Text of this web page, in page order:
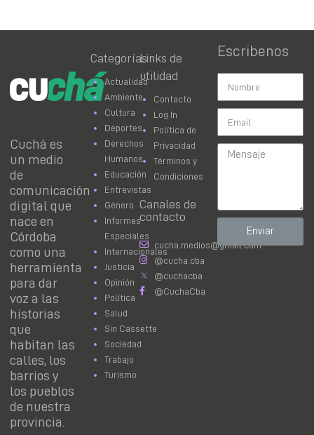
Cuchá es
un medio
de
comunicación
digital que
nace en
Córdoba
como una
herramienta
para dar
voz a las
historias
que
habitan las
calles, los
barrios y
los pueblos
de nuestra
provincia.
Categorías
Actualidad
Ambiente
Cultura
Deportes
Derechos
Humanos
Educación
Entrevistas
Género
Informes
Especiales
Internacionales
Justicia
Opinión
Política
Salud
Sin Cassette
Sociedad
Trabajo
Turismo
Links de
utilidad
Contacto
Log In
Política de
Privacidad
Términos y
Condiciones
Canales de
contacto
cucha.medios@gmail.com
@cucha.cba
@cuchacba
@CuchaCba
Escribenos
Enviar